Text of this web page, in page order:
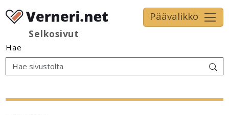
Selkosivut
Päävalikko
Hae